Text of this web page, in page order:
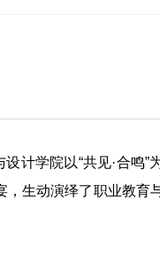
计学院以“共见·合鸣”
生动演绎了职业教育